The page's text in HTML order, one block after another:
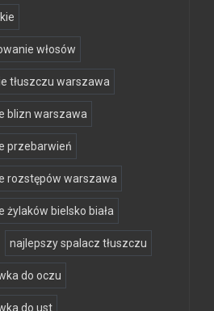
włosów
tłuszczu warszawa
blizn warszawa
przebarwień
rozstępów warszawa
żylaków bielsko biała
najlepszy spalacz tłuszczu
do oczu
do ust